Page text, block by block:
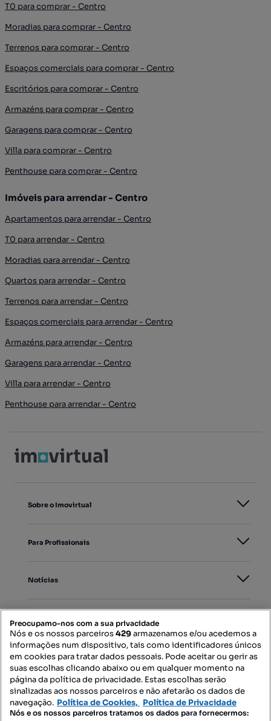
T0 para comprar - Centro
Moradias para comprar - Centro
Terrenos para comprar - Centro
Espaços comerciais para comprar - Centro
Escritórios para comprar - Centro
Armazéns para comprar - Centro
Garagens para comprar - Centro
Villa para comprar - Centro
Penthouse para comprar - Centro
Imóveis para arrendar - Centro
Apartamentos para arrendar - Centro
T0 para arrendar - Centro
Moradias para arrendar - Centro
Quartos para arrendar - Centro
Terrenos para arrendar - Centro
Espaços comerciais para arrendar - Centro
Armazéns para arrendar - Centro
Garagens para arrendar - Centro
Villa para arrendar - Centro
Penthouse para arrendar - Centro
Sobre o Imovirtual
Para Profissionais
Notícias
Mapa do Site
Contacte-nos
Preocupamo-nos com a sua privacidade
Nós e os nossos parceiros429armazenamos e/ou acedemos a
informações num dispositivo, tais como identificadores únicos
em cookies para tratar dados pessoais. Pode aceitar ou gerir as
suas escolhas clicando abaixo ou em qualquer momento na
página da política de privacidade. Estas escolhas serão
sinalizadas aos nossos parceiros e não afetarão os dados de
navegação. Política de Cookies, Política de Privacidade
Nós e os nossos parceiros tratamos os dados para fornecermos: